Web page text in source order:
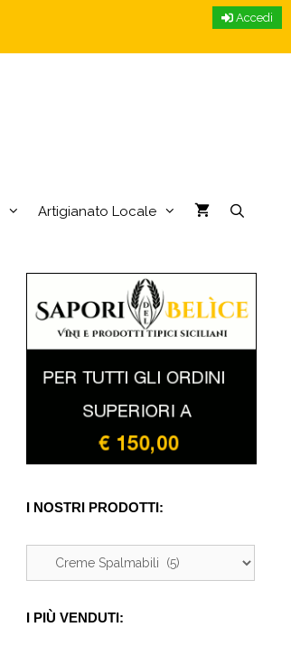
Accedi
Artigianato Locale
I NOSTRI PRODOTTI:
I PIÙ VENDUTI: